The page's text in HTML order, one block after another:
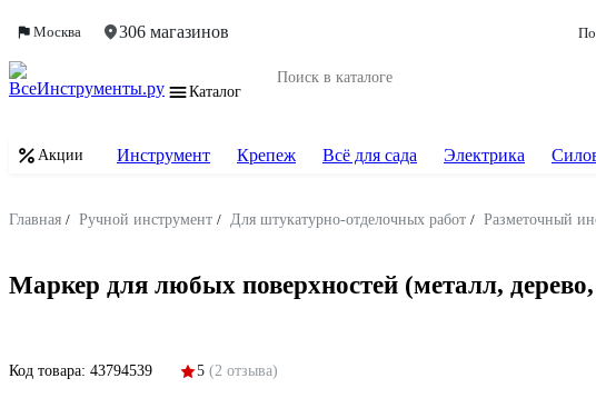
Москва 306 магазинов
Каталог
Акции Инструмент Крепеж Всё для сада Электрика
Главная / Ручной инструмент / Для штукатурно-отделочных работ / Разметочный
Маркер для любых поверхностей (металл,
Код товара: 43794539 5 (2 отзыва)